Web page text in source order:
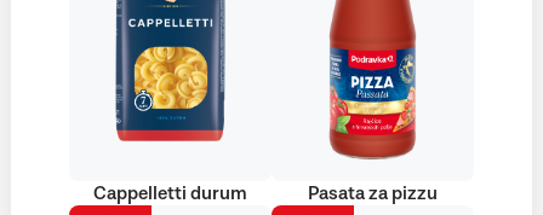
Cappelletti durum Pasata za pizzu